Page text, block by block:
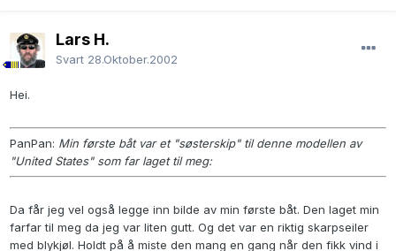
Lars H.
Svart 28.Oktober.2002
Hei.
PanPan: Min første båt var et "søsterskip" til denne modellen av
"United States" som far laget til meg:
Da får jeg vel også legge inn bilde av min første båt. Den laget min
farfar til meg da jeg var liten gutt. Og det var en riktig skarpseiler
med blykjøl. Holdt på å miste den mang en gang når den fikk vind i